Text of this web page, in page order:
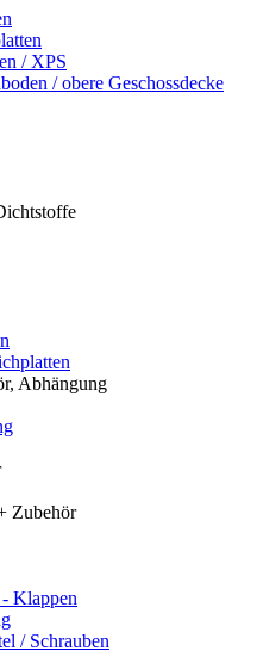
/ XPS
/ obere Geschossdecke
Abhängung
Zubehör
Klappen
/ Schrauben